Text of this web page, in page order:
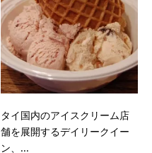
タイ国内のアイスクリーム店
舗を展開するデイリークイー
ン、...